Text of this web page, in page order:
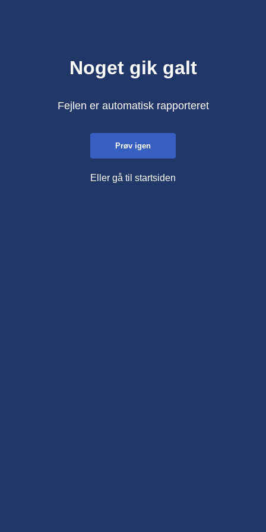
Noget gik galt
Fejlen er automatisk rapporteret
Prøv igen
Eller gå til startsiden